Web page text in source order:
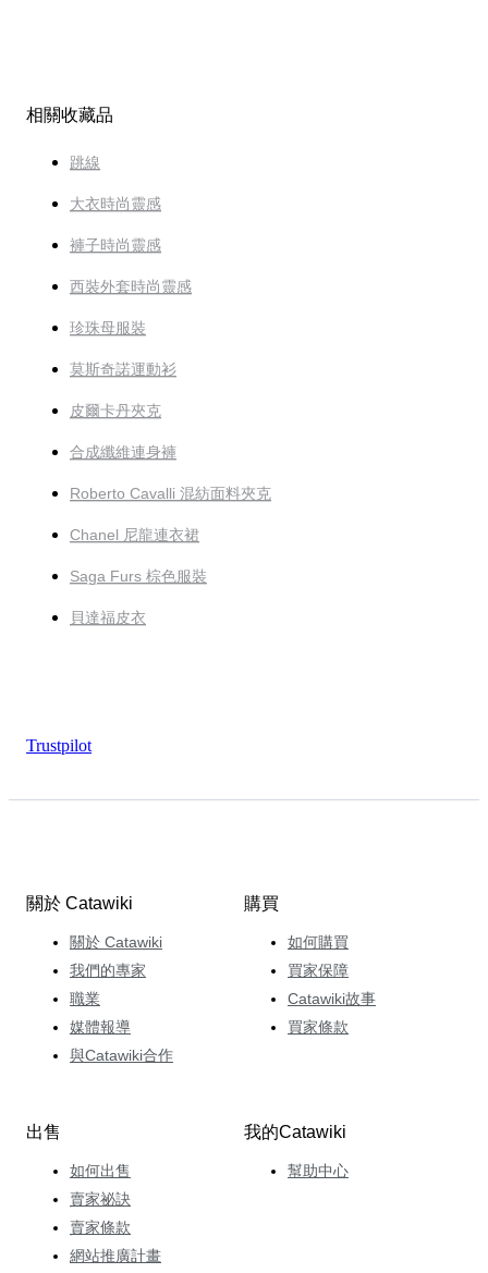
相關收藏品
跳線
大衣時尚靈感
褲子時尚靈感
西裝外套時尚靈感
珍珠母服裝
莫斯奇諾運動衫
皮爾卡丹夾克
合成纖維連身褲
Roberto Cavalli 混紡面料夾克
Chanel 尼龍連衣裙
Saga Furs 棕色服裝
貝達福皮衣
Trustpilot
關於 Catawiki
關於 Catawiki
我們的專家
職業
媒體報導
與Catawiki合作
購買
如何購買
買家保障
Catawiki故事
買家條款
出售
如何出售
賣家祕訣
賣家條款
網站推廣計畫
我的Catawiki
幫助中心